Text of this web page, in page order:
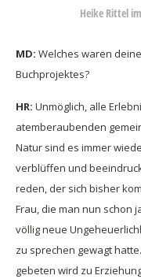
Heike Rittel
MD: Welches waren
Buchprojektes?
HR: Unmöglich, alle
atemberaubenden
Natur sind es immer
verblüffen und
reden, der sich bisher
Frau, die man nun schon
völlig neue
zu sprechen gewagt
gebeten wird zu